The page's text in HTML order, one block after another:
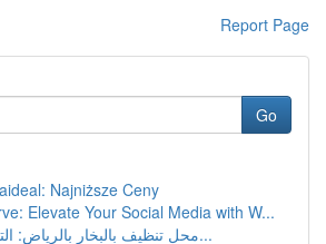
Report Page
Go
Najniższe Ceny
Elevate Your Social Media with W...
محل تنظيف بالبخار بالرياض: التصميم الأمثل...